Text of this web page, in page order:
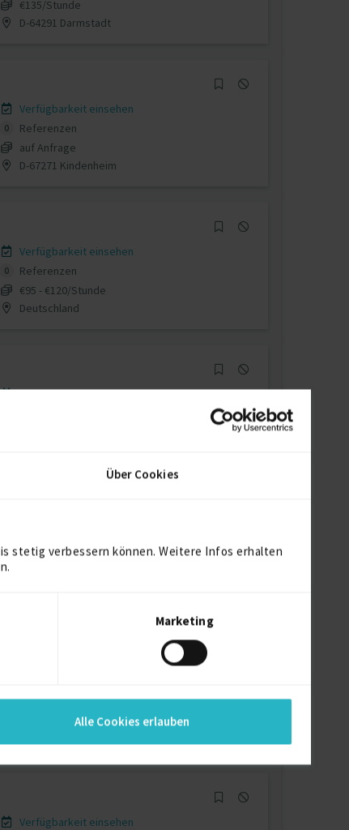
Über Cookies
stetig verbessern können. Weitere Infos erhalten
Marketing
Alle Cookies erlauben
€135/Stunde
D-64291 Darmstadt
Verfügbarkeit einsehen
0
Referenzen
auf Anfrage
D-67271 Kindenheim
Verfügbarkeit einsehen
0
Referenzen
€95 - €120/Stunde
Deutschland
Verfügbarkeit einsehen
3
Referenzen
0
Referenzen
Verfügbarkeit einsehen